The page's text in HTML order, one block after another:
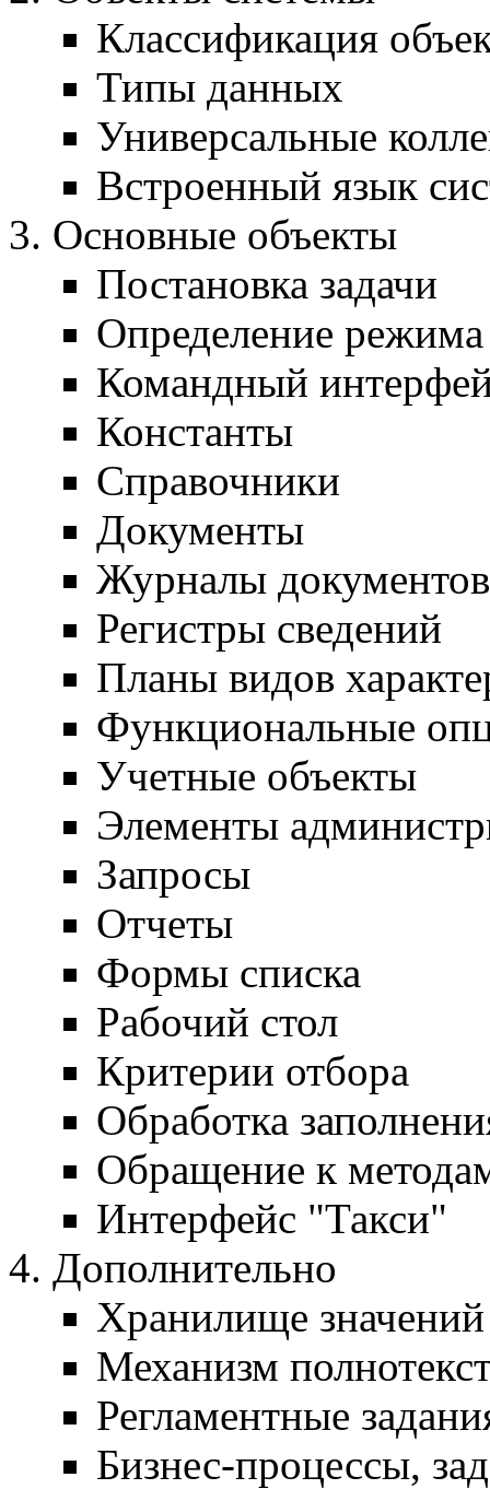
Классификация
Типы данных
Универсальные
Встроенный язык
Основные объекты
Постановка задачи
Определение режима
Командный
Константы
Справочники
Документы
Журналы документов
Регистры сведений
Планы видов
Функциональные
Учетные объекты
Элементы
Запросы
Отчеты
Формы списка
Рабочий стол
Критерии отбора
Обработка
Обращение к
Интерфейс "Такси"
Дополнительно
Хранилище
Механизм
Регламентные
Бизнес-процессы,